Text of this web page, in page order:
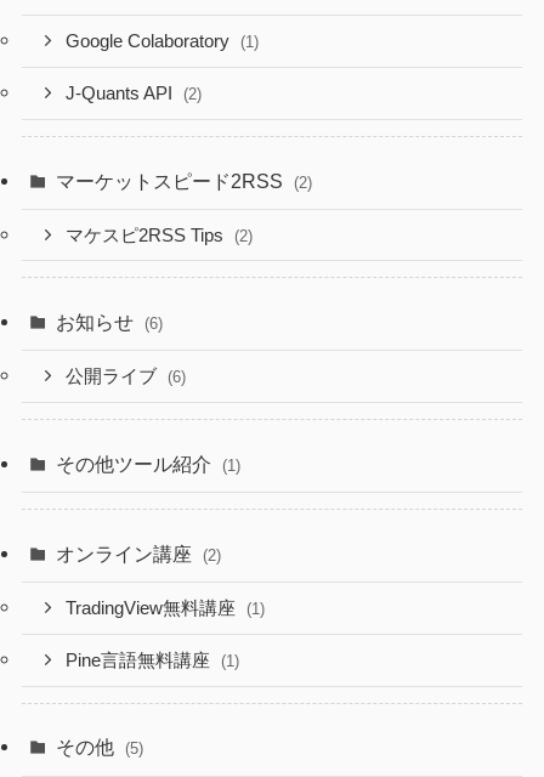
Google Colaboratory (1)
J-Quants API (2)
マーケットスピード2RSS (2)
マケスピ2RSS Tips (2)
お知らせ (6)
公開ライブ (6)
その他ツール紹介 (1)
オンライン講座 (2)
TradingView無料講座 (1)
Pine言語無料講座 (1)
その他 (5)